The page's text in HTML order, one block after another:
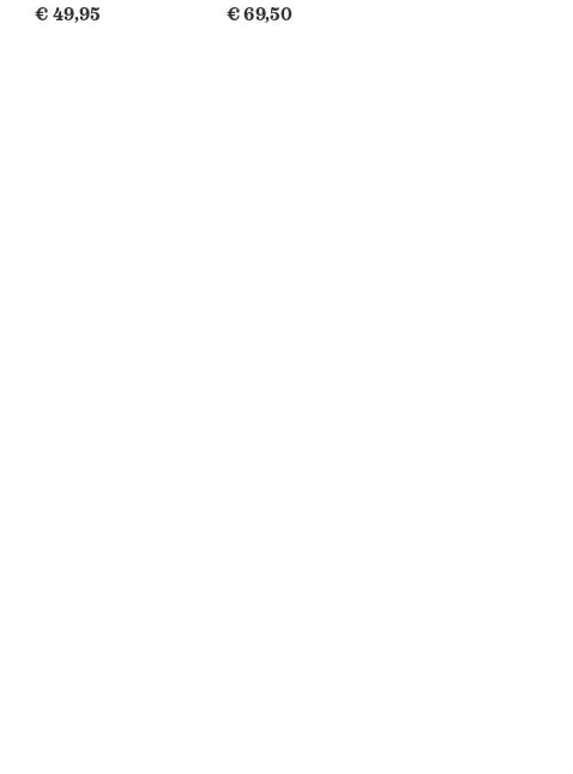
€ 49,95
€ 69,50